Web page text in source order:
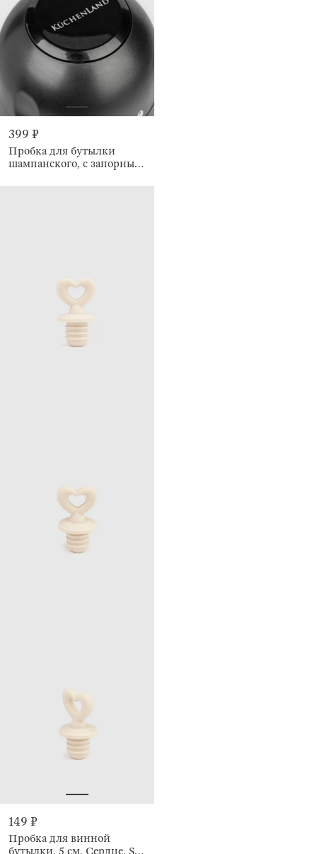
399 ₽
Пробка для бутылки
шампанского, с запорным
149 ₽
Пробка для винной
бутылки, 5 см, Сердце, Soft